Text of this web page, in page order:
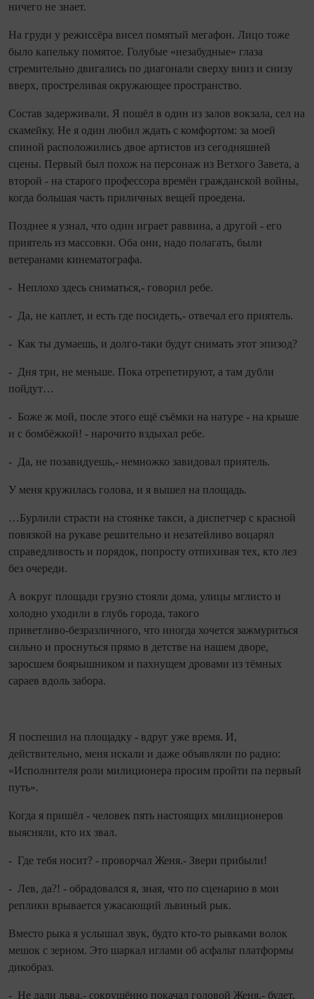
ничего не знает.
На груди у режиссёра висел помятый мегафон. Лицо тоже
было капельку помятое. Голубые «незабудные» глаза
стремительно двигались по диагонали сверху вниз и снизу
вверх, простреливая окружающее пространство.
Состав задерживали. Я пошёл в один из залов вокзала, сел на
скамейку. Не я один любил ждать с комфортом: за моей
спиной расположились двое артистов из се­го­дняшней
сцены. Первый был похож на персонаж из Ветхого Завета, а
второй - на старого профессора времён гражданской вой­ны,
ко­гда большая часть приличных вещей проедена.
Позднее я узнал, что один играет раввина, а другой - его
приятель из массовки. Оба они, надо полагать, были
ветеранами кинематографа.
- Неплохо здесь сниматься,- говорил ребе.
- Да, не каплет, и есть где посидеть,- отвечал его приятель.
- Как ты думаешь, и долго‑таки будут снимать этот эпизод?
- Дня три, не меньше. Пока отрепетируют, а там дубли
пойдут…
- Боже ж мой, после этого ещё съёмки на натуре - на крыше
и с бомбёжкой! - нарочито вздыхал ребе.
- Да, не позавидуешь,- немножко завидовал приятель.
У меня кружилась голова, и я вышел на площадь.
…Бурлили страсти на стоянке такси, а диспетчер с красной
повязкой на рукаве решительно и незатейливо воцарял
справедливость и порядок, попросту отпихивая тех, кто лез
без очереди.
А вокруг площади грузно стояли дома, улицы мглисто и
холодно уходили в глубь города, такого
приветливо‑безразличного, что ино­гда хочется зажмуриться
сильно и проснуться прямо в детстве на нашем дворе,
заросшем боярышником и пахнущем дровами из тёмных
сараев вдоль забора.
Я поспешил на площадку - вдруг уже время. И,
действительно, меня искали и даже объявляли по радио:
«Исполнителя роли милиционера просим пройти па первый
путь».
Ко­гда я пришёл - человек пять настоящих милиционеров
выясняли, кто их звал.
- Где тебя носит? - проворчал Женя.- Звери прибыли!
- Лев, да?! - обрадовался я, зная, что по сценарию в мои
реплики врывается ужасающий львиный рык.
Вместо рыка я услы­шал звук, будто кто‑то рывками волок
мешок с зерном. Это шаркал иглами об асфальт платформы
дикобраз.
- Не дали льва,- сокрушённо покачал головой Женя,- будет,